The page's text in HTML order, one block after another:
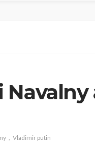
Vladimir putin